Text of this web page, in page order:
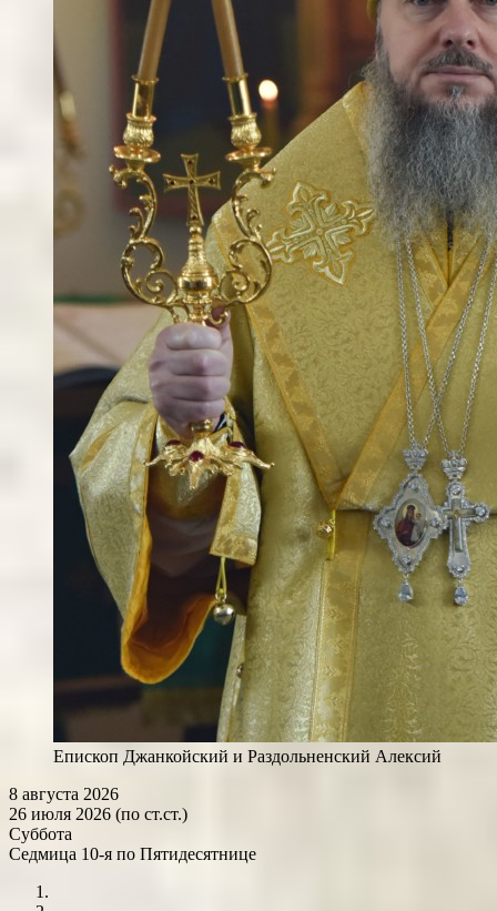
Епископ Джанкойский и Раздольненский Алексий
8 августа 2026
26 июля 2026 (по ст.ст.)
Суббота
Седмица 10-я по Пятидесятнице